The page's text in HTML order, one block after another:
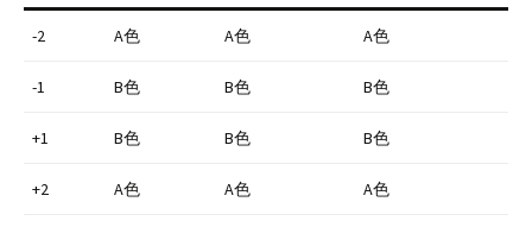
-2 A色 A色 A色
-1 B色 B色 B色
+1 B色 B色 B色
+2 A色 A色 A色